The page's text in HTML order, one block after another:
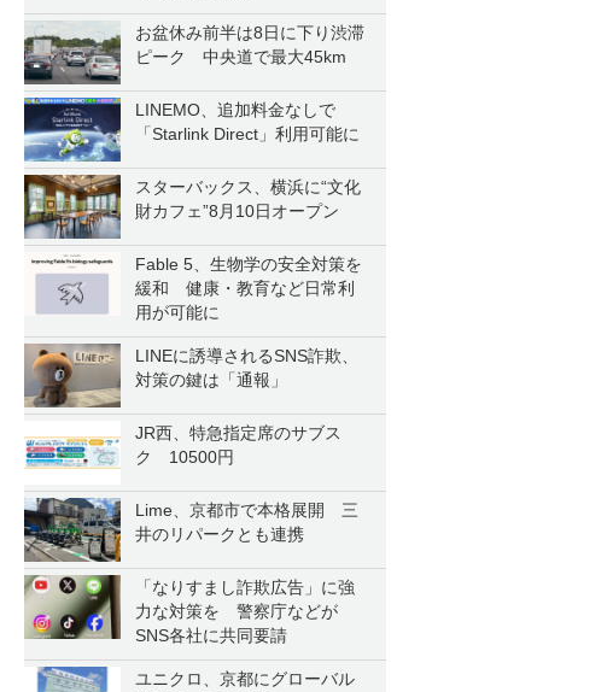
お盆休み前半は8日に下り渋滞
ピーク 中央道で最大45km
LINEMO、追加料金なしで
「Starlink Direct」利用可能に
スターバックス、横浜に“文化
財カフェ”8月10日オープン
Fable 5、生物学の安全対策を
緩和 健康・教育など日常利
用が可能に
LINEに誘導されるSNS詐欺、
対策の鍵は「通報」
JR西、特急指定席のサブス
ク 10500円
Lime、京都市で本格展開 三
井のリパークとも連携
「なりすまし詐欺広告」に強
力な対策を 警察庁などが
SNS各社に共同要請
ユニクロ、京都にグローバル